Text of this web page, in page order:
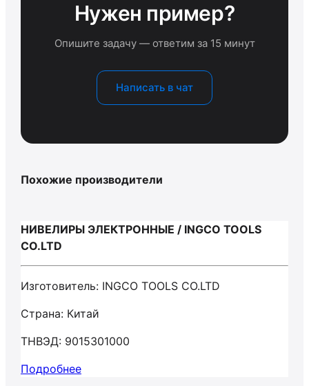
Нужен пример?
Опишите задачу — ответим за 15 минут
Написать в чат
Похожие производители
НИВЕЛИРЫ ЭЛЕКТРОННЫЕ / INGCO TOOLS
CO.LTD
Изготовитель: INGCO TOOLS CO.LTD
Страна: Китай
ТНВЭД: 9015301000
Подробнее